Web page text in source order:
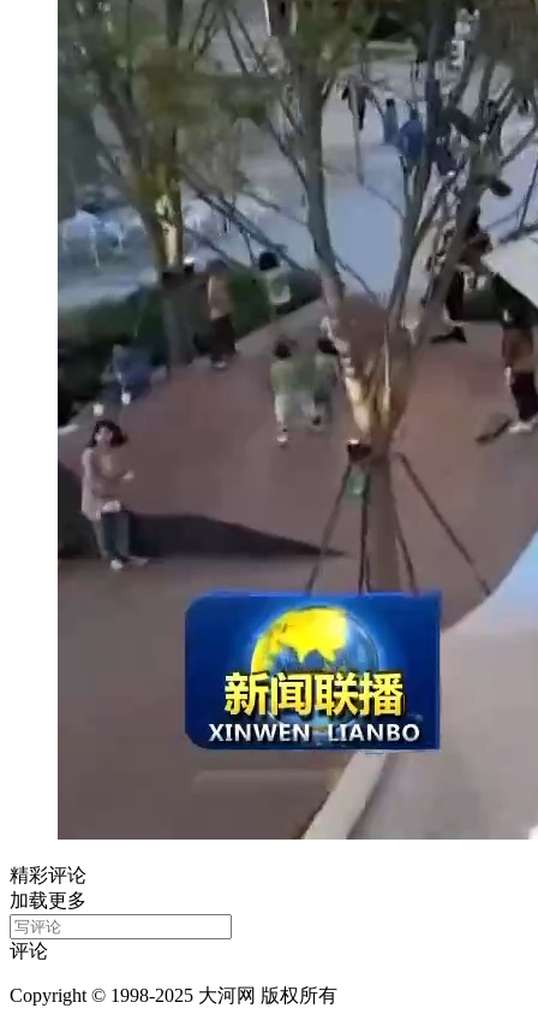
精彩评论
加载更多
评论
Copyright © 1998-2025 大河网 版权所有